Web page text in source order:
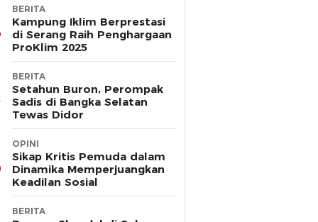
BERITA
Kampung Iklim Berprestasi
di Serang Raih Penghargaan
ProKlim 2025
BERITA
Setahun Buron, Perompak
Sadis di Bangka Selatan
Tewas Didor
OPINI
Sikap Kritis Pemuda dalam
Dinamika Memperjuangkan
Keadilan Sosial
BERITA